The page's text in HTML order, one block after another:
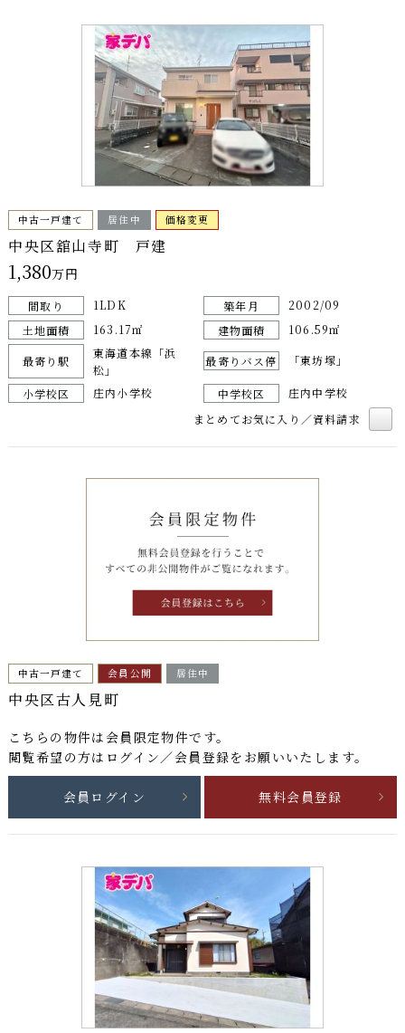
中古一戸建て 居住中 価格変更
中央区舘山寺町 戸建
1,380万円
間取り 1LDK 築年月
2002/09
土地面積
163.17㎡ 建物面積 106.59㎡
最寄り駅
東海道本線「浜
松」
最寄りバス停 「東坊塚」
小学校区 庄内小学校 中学校区
庄内中学校
まとめてお気に入り／資料請求
中古一戸建て 会員公開 居住中
中央区古人見町
こちらの物件は 会員限定物件です。
閲覧希望の方はログイン／会員登録をお願いいたします。
会員ログイン 無料会員登録